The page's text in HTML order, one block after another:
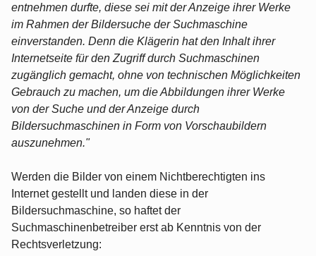
entnehmen durfte, diese sei mit der Anzeige ihrer Werke
im Rahmen der Bildersuche der Suchmaschine
einverstanden. Denn die Klägerin hat den Inhalt ihrer
Internetseite für den Zugriff durch Suchmaschinen
zugänglich gemacht, ohne von technischen Möglichkeiten
Gebrauch zu machen, um die Abbildungen ihrer Werke
von der Suche und der Anzeige durch
Bildersuchmaschinen in Form von Vorschaubildern
auszunehmen."
Werden die Bilder von einem Nichtberechtigten ins
Internet gestellt und landen diese in der
Bildersuchmaschine, so haftet der
Suchmaschinenbetreiber erst ab Kenntnis von der
Rechtsverletzung: